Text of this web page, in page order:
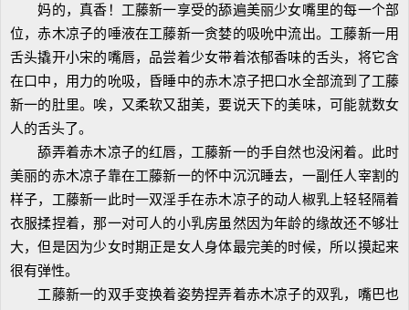
妈的，真香！工藤新一享受的舔遍美丽少女嘴里的每一个部
位，赤木凉子的唾液在工藤新一贪婪的吸吮中流出。工藤新一用
舌头撬开小宋的嘴唇，品尝着少女带着浓郁香味的舌头，将它含
在口中，用力的吮吸，昏睡中的赤木凉子把口水全部流到了工藤
新一的肚里。唉，又柔软又甜美，要说天下的美味，可能就数女
人的舌头了。
舔弄着赤木凉子的红唇，工藤新一的手自然也没闲着。此时
美丽的赤木凉子靠在工藤新一的怀中沉沉睡去，一副任人宰割的
样子，工藤新一此时一双淫手在赤木凉子的动人椒乳上轻轻隔着
衣服揉捏着，那一对可人的小乳房虽然因为年龄的缘故还不够壮
大，但是因为少女时期正是女人身体最完美的时候，所以摸起来
很有弹性。
工藤新一的双手变换着姿势捏弄着赤木凉子的双乳，嘴巴也